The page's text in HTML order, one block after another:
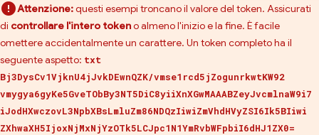
Attenzione:questi esempi troncano il valore del token. Assicurati
di controllare l'intero tokeno almeno l'inizio e la fine. È facile
omettere accidentalmente un carattere. Un token completo ha il
seguente aspetto: txt
Bj3DysCv1VjknU4jJvkDEwnQZK/vmse1rcd5jZogunrkwtKW92
vmygya6gyKe5GveTObBy3NT5DiC8yiiXnXGwMAAABZeyJvcmlnaW9i7
iJodHXwczovL3NpbXBsLmluZm86NDQzIiwiZmVhdHVyZSI6Ik5BIiwi
ZXhwaXH5IjoxNjMxNjYzOTk5LCJpc1N1YmRvbWFpbiI6dHJ1ZX0=